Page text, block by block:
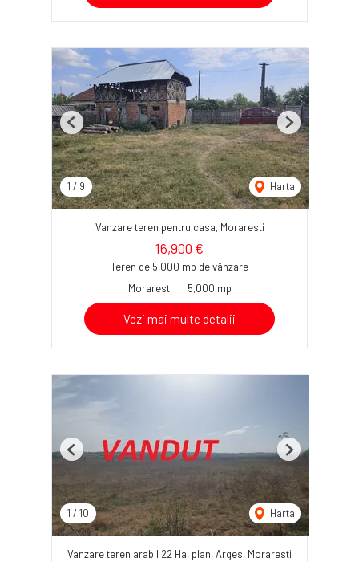
1 / 9 Harta
Previous Next
Vanzare teren pentru casa, Moraresti
16,900 €
Teren de 5,000 mp de vânzare
Moraresti
5,000 mp
Vezi mai multe detalii
1 / 10 Harta
Previous Next
Vanzare teren arabil 22 Ha, plan, Arges, Moraresti